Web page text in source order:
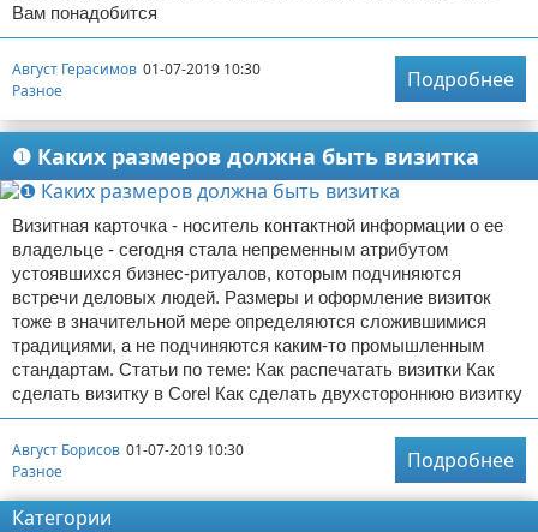
Вам понадобится
Август Герасимов 01-07-2019 10:30
Разное
Подробнее
❶ Каких размеров должна быть визитка
Визитная карточка - носитель контактной информации о ее
владельце - сегодня стала непременным атрибутом
устоявшихся бизнес-ритуалов, которым подчиняются
встречи деловых людей. Размеры и оформление визиток
тоже в значительной мере определяются сложившимися
традициями, а не подчиняются каким-то промышленным
стандартам. Статьи по теме: Как распечатать визитки Как
сделать визитку в Corel Как сделать двухстороннюю визитку
Август Борисов 01-07-2019 10:30
Разное
Подробнее
Категории